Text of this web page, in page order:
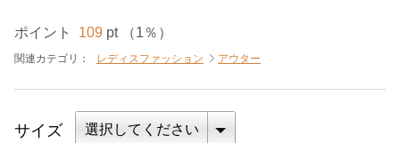
ポイント 109 pt （1％）
関連カテゴリ： レディスファッション アウター
サイズ